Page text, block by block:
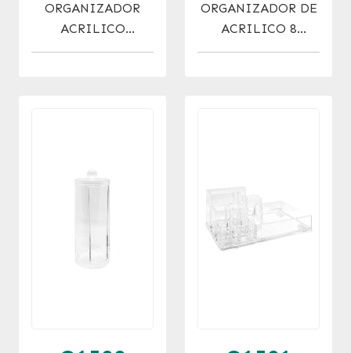
ORGANIZADOR
ACRILICO
LABIALES 12
ORGANIZADOR DE
ACRILICO 8
DIVISIONES